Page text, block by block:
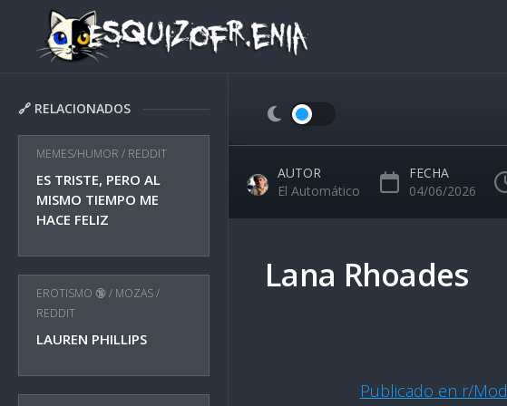
content
🔗 RELACIONADOS
MEMES/HUMOR / REDDIT
ES TRISTE, PERO AL
MISMO TIEMPO ME
HACE FELIZ
EROTISMO 🔞/ MOZAS/
REDDIT
LAUREN PHILLIPS
AUTOR
El Automático
FECHA
04/06/2026
Lana Rhoades
Publicado en r/